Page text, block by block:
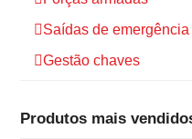
Saídas de emergência
Gestão chaves
Produtos mais